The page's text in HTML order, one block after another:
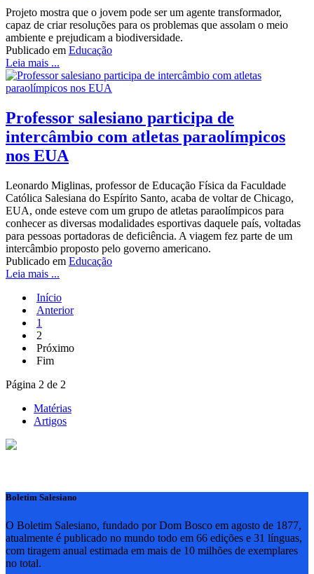
Projeto mostra que o jovem pode ser um agente transformador,
capaz de criar resoluções para os problemas que assolam o meio
ambiente e prejudicam a biodiversidade.
Publicado em Educação
Leia mais ...
Professor salesiano participa de
intercâmbio com atletas paraolímpicos
nos EUA
Leonardo Miglinas, professor de Educação Física da Faculdade
Católica Salesiana do Espírito Santo, acaba de voltar de Chicago,
EUA, onde esteve com um grupo de atletas paraolímpicos para
conhecer as diversas modalidades esportivas daquele país, voltadas
para pessoas portadoras de deficiência. A viagem fez parte de um
intercâmbio proposto pelo governo americano.
Publicado em Educação
Leia mais ...
Início
Anterior
1
2
Próximo
Fim
Página 2 de 2
Matérias
Artigos
Boletim Salesiano
O Boletim Salesiano, fundado por Dom Bosco em agosto de 1877,
atualmente é publicado no mundo todo em 66 edições e 31 línguas,
com tiragem anual estimada em mais de 10 milhões de exemplares
no total.